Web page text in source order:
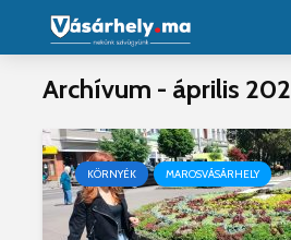
Archívum - április
KÖRNYÉK MAROSVÁSÁRHELY